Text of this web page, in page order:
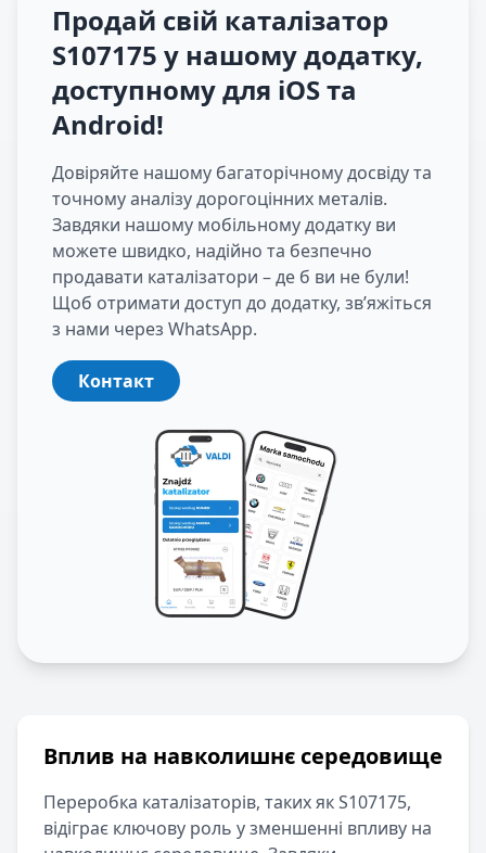
Продай свій каталізатор
S107175 у нашому додатку,
доступному для iOS та
Android!
Довіряйте нашому багаторічному досвіду та
точному аналізу дорогоцінних металів.
Завдяки нашому мобільному додатку ви
можете швидко, надійно та безпечно
продавати каталізатори – де б ви не були!
Щоб отримати доступ до додатку, зв’яжіться
з нами через WhatsApp.
Контакт
Вплив на навколишнє середовище
Переробка каталізаторів, таких якS107175,
відіграє ключову роль у зменшенні впливу на